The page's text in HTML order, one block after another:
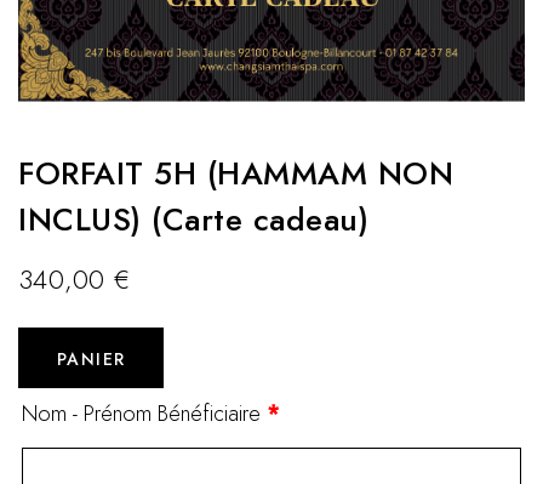
FORFAIT 5H (HAMMAM NON
INCLUS) (Carte cadeau)
340,00€
PANIER
Nom - Prénom Bénéficiaire *